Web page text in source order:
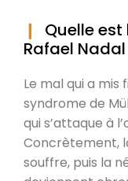
Quelle
Rafael Nadal
Le mal qui a mis
syndrome de
qui s’attaque à
Concrètement,
souffre, puis la